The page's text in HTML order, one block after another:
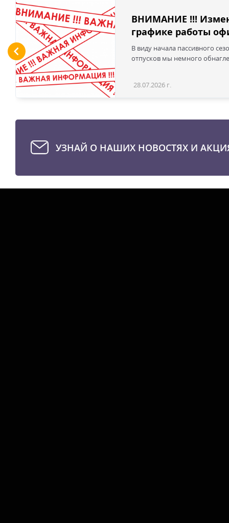
ВНИМАНИЕ !!!
графике работы
В виду начала пассивного
отпусков мы немного
28.07.2026 г.
УЗНАЙ О НАШИХ НОВОСТЯХ И